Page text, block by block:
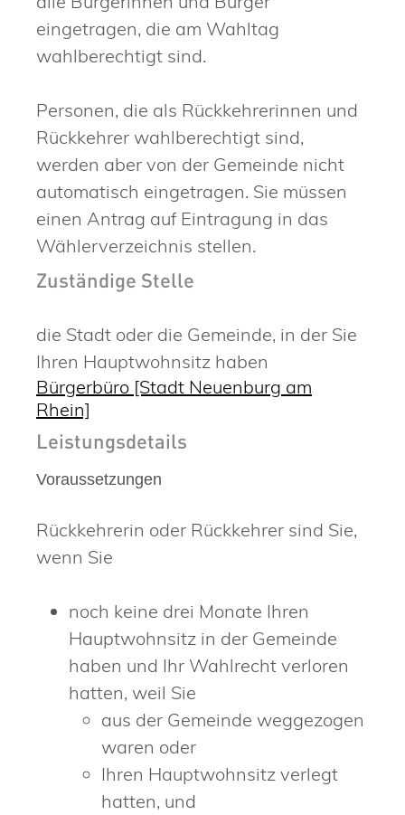
eingetragen, die am Wahltag
wahlberechtigt sind.
Personen, die als Rückkehrerinnen und
Rückkehrer wahlberechtigt sind,
werden aber von der Gemeinde nicht
automatisch eingetragen. Sie müssen
einen Antrag auf Eintragung in das
Wählerverzeichnis stellen.
Zuständige Stelle
die Stadt oder die Gemeinde, in der Sie
Ihren Hauptwohnsitz haben
Bürgerbüro [Stadt Neuenburg am
Rhein]
Leistungsdetails
Voraussetzungen
Rückkehrerin oder Rückkehrer sind Sie,
wenn Sie
noch keine drei Monate Ihren
Hauptwohnsitz in der Gemeinde
haben und Ihr Wahlrecht verloren
hatten, weil Sie
aus der Gemeinde weggezogen
waren oder
Ihren Hauptwohnsitz verlegt
hatten, und